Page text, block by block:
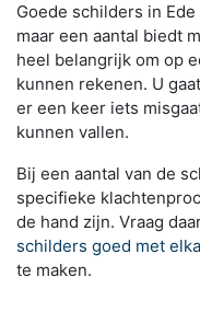
Goede schilders in
maar een aantal biedt
heel belangrijk om op
kunnen rekenen. U
er een keer iets
kunnen vallen.
Bij een aantal van de
specifieke
de hand zijn. Vraag
schilders goed met
te maken.